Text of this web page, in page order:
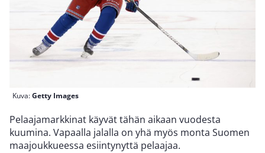
Kuva:Getty Images
Pelaajamarkkinat käyvät tähän aikaan vuodesta
kuumina. Vapaalla jalalla on yhä myös monta Suomen
maajoukkueessa esiintynyttä pelaajaa.